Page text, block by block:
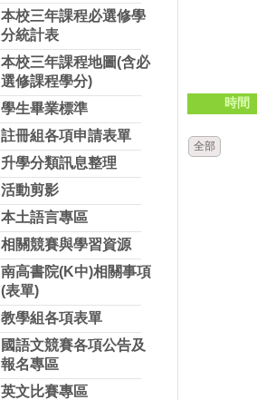
本校三年課程必選修學
分統計表
本校三年課程地圖(含必
選修課程學分)
學生畢業標準
註冊組各項申請表單
升學分類訊息整理
活動剪影
本土語言專區
相關競賽與學習資源
南高書院(K中)相關事項
(表單)
教學組各項表單
國語文競賽各項公告及
報名專區
英文比賽專區
時間
全部